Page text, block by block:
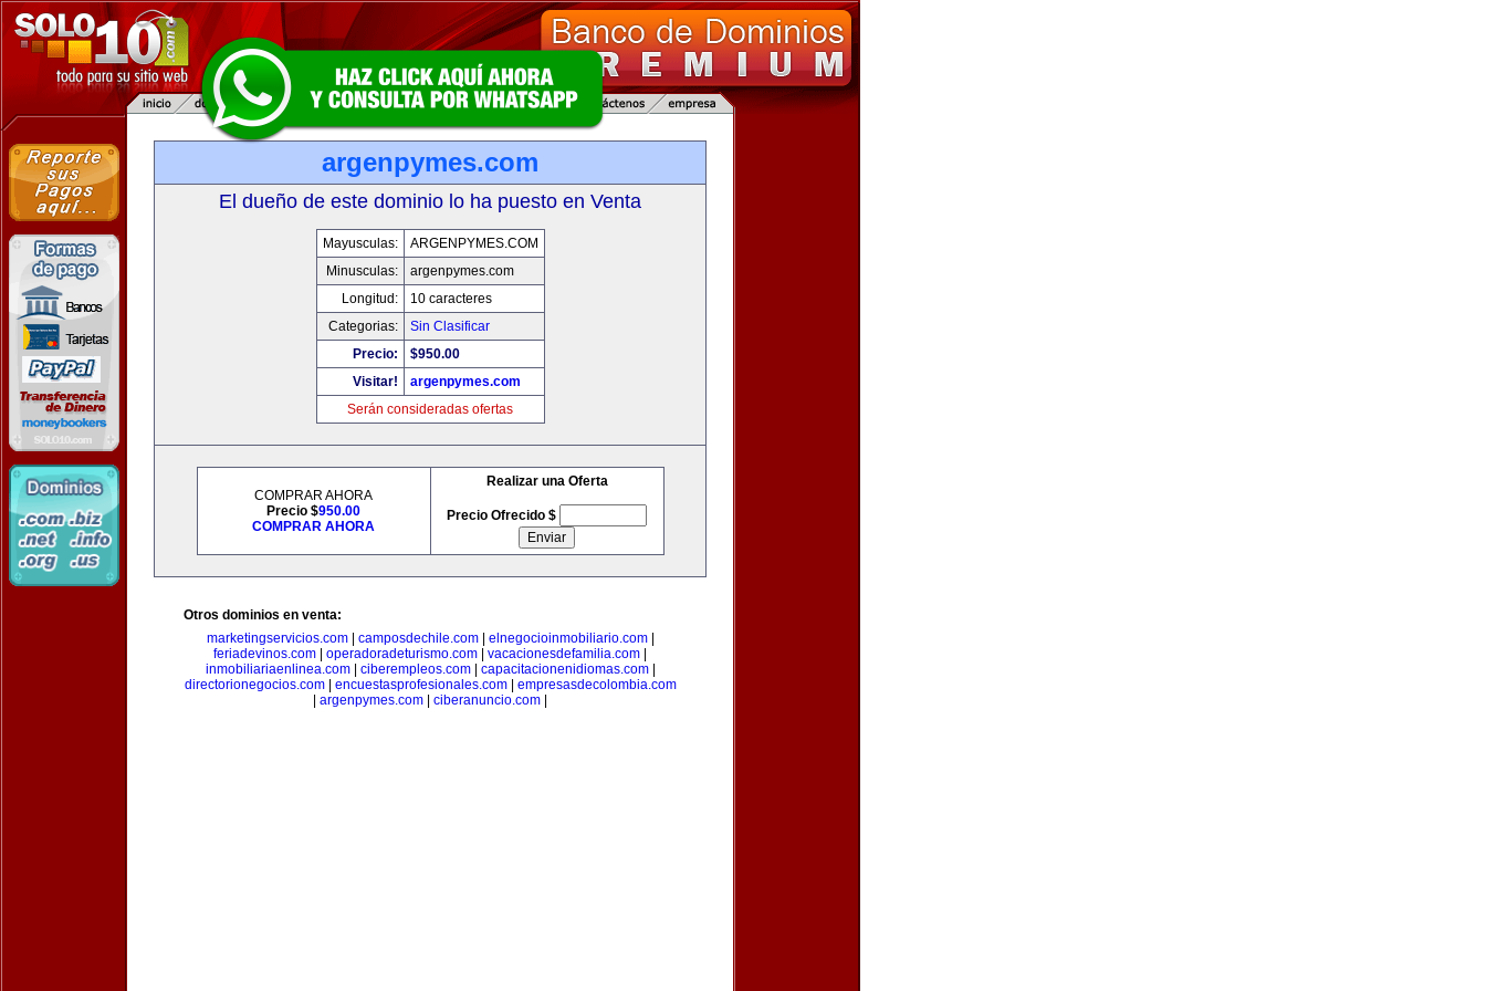
argenpymes.com
El dueño de este dominio lo ha puesto en Venta
Mayusculas:
ARGENPYMES.COM
Minusculas:
argenpymes.com
Longitud:
10 caracteres
Categorias:
Sin Clasificar
Precio:
$950.00
Visitar!
argenpymes.com
Serán consideradas ofertas
COMPRAR AHORA
Precio $950.00
COMPRAR AHORA
Realizar una Oferta
Precio Ofrecido $
Otros dominios en venta:
marketingservicios.com| camposdechile.com| elnegocioinmobiliario.com|
feriadevinos.com
operadoradeturismo.com vacacionesdefamilia.com
inmobiliariaenlinea.com| ciberempleos.com| capacitacionenidiomas.com|
directorionegocios.com| encuestasprofesionales.com| empresasdecolombia.com
argenpymes.com ciberanuncio.com